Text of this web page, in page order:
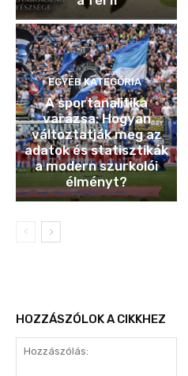
EGYÉB KATEGÓRIA
A sportanalitika
varázsa: Hogyan
változtatják meg az
adatok és statisztikák
a modern szurkolói
élményt?
HOZZÁSZÓLOK A CIKKHEZ